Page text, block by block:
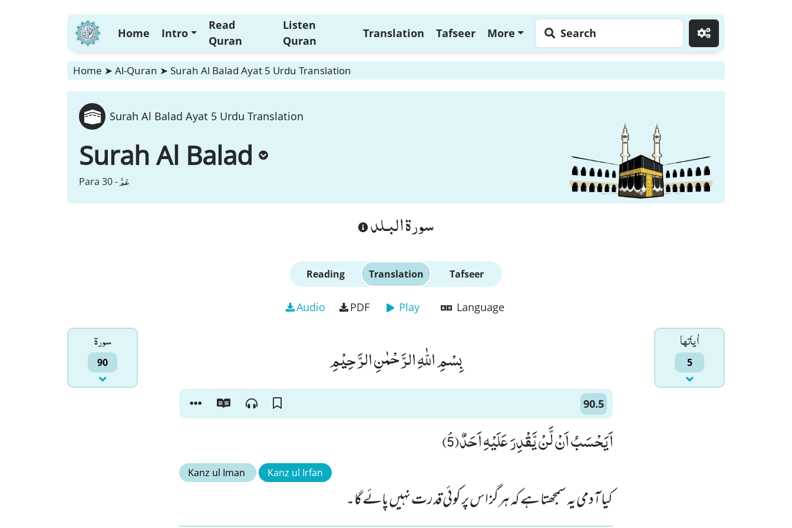
Home Intro
Read
Quran
Listen
Quran
Translation Tafseer More Search
Home ➤ Al-Quran ➤ Surah Al Balad Ayat 5 Urdu Translation
Surah Al Balad Ayat 5 Urdu Translation
Surah Al Balad
Para 30 -عَمَّ
سورة البـلد
Reading Translation Tafseer
Audio PDF Play Language
سورۃ
90
اٰياتها
5 بِسْمِ اللّٰهِ الرَّحْمٰنِ الرَّحِیْمِ
90.5
اَیَحْسَبُ اَنْ لَّنْ یَّقْدِرَ عَلَیْهِ اَحَدٌﭥ(5)
Kanz ul Iman Kanz ul Irfan
کیا آدمی یہ سمجھتا ہے کہ ہرگز اس پر کوئی قدرت نہیں پائے گا۔